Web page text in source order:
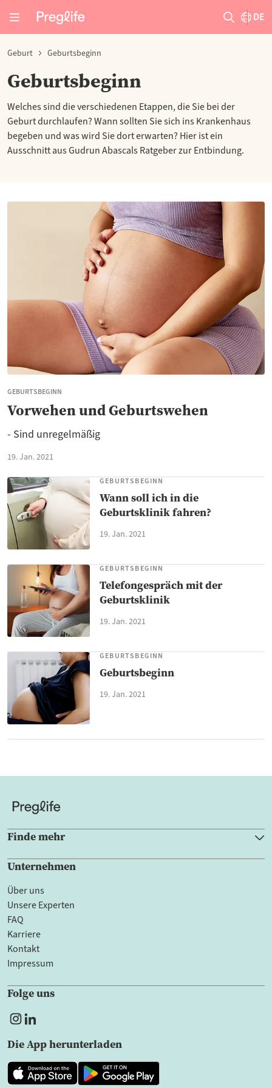
DE
Geburt Geburtsbeginn
Geburtsbeginn
Welches sind die verschiedenen Etappen, die Sie bei der
Geburt durchlaufen? Wann sollten Sie sich ins Krankenhaus
begeben und was wird Sie dort erwarten? Hier ist ein
Ausschnitt aus Gudrun Abascals Ratgeber zur Entbindung.
GEBURTSBEGINN
Vorwehen und Geburtswehen
- Sind unregelmäßig
19. Jan. 2021
GEBURTSBEGINN
Wann soll ich in die
Geburtsklinik fahren?
19. Jan. 2021
GEBURTSBEGINN
Telefongespräch mit der
Geburtsklinik
19. Jan. 2021
GEBURTSBEGINN
Geburtsbeginn
19. Jan. 2021
Finde mehr
Unternehmen
Über uns
Unsere Experten
FAQ
Karriere
Kontakt
Impressum
Folge uns
Die App herunterladen